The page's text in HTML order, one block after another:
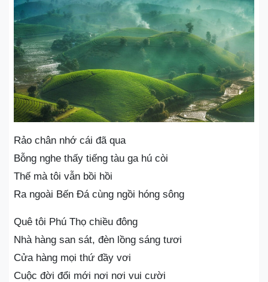
Rảo chân nhớ cái đã qua
Bỗng nghe thấy tiếng tàu ga hú còi
Thế mà tôi vẫn bồi hồi
Ra ngoài Bến Đá cùng ngồi hóng sông
Quê tôi Phú Thọ chiều đông
Nhà hàng san sát, đèn lồng sáng tươi
Cửa hàng mọi thứ đầy vơi
Cuộc đời đổi mới nơi nơi vui cười